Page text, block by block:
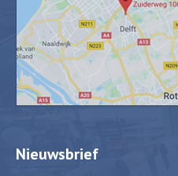
Nieuwsbrief